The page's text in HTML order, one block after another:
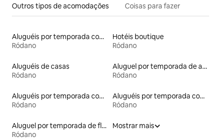
Outros tipos de acomodações Coisas para fazer
Aluguéis por temporada com banheira
Ródano
Hotéis boutique
Ródano
Aluguéis de casas
Ródano
Aluguel por temporada de apart-hotéis
Ródano
Aluguéis por temporada com caiaque
Ródano
Aluguéis por temporada com acesso ao lago
Ródano
Aluguel por temporada de flats
Ródano
Mostrar mais